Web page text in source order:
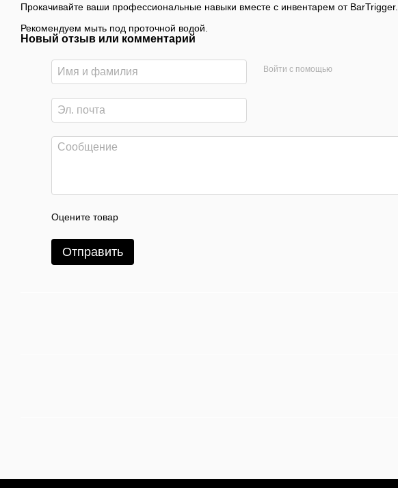
Прокачивайте ваши профессиональные навыки вместе с инвентарем от BarTrigger.
Рекомендуем мыть под проточной водой.
Новый отзыв или комментарий
Войти с помощью
Оцените товар
Отправить